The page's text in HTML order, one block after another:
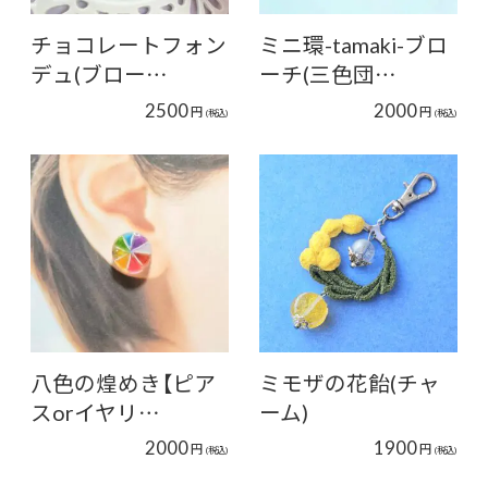
チョコレートフォン
デュ(ブロー…
2500円 (税込)
ミニ環-tamaki-ブロ
ーチ(三色団…
2000円 (税込)
八色の煌めき【ピア
スorイヤリ…
2000円 (税込)
ミモザの花飴(チャ
ーム)
1900円 (税込)